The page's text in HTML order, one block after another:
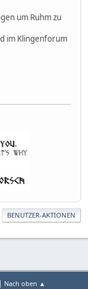
um Ruhm zu
im Klingenforum
BENUTZER-AKTIONEN
Nach oben ▲